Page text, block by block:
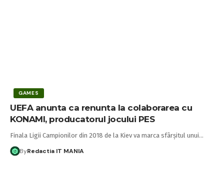
GAMES
UEFA anunta ca renunta la colaborarea cu
KONAMI, producatorul jocului PES
Finala Ligii Campionilor din 2018 de la Kiev va marca sfârșitul unui…
ByRedactia IT MANIA